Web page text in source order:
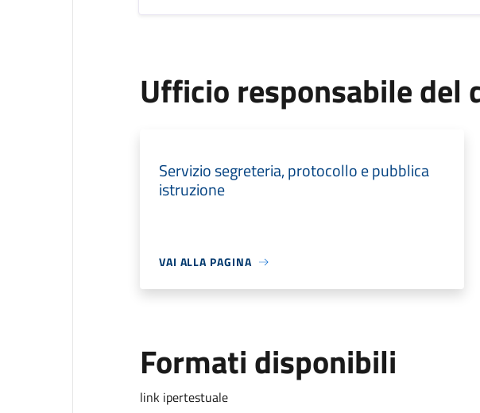
Ufficio responsabile del
Servizio segreteria, protocollo e pubblica
istruzione
VAI ALLA PAGINA
Formati disponibili
link ipertestuale